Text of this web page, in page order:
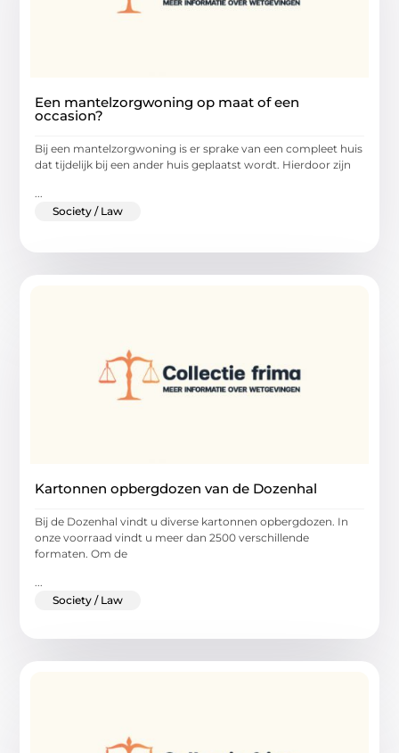
Een mantelzorgwoning op maat of een
occasion?
Bij een mantelzorgwoning is er sprake van een compleet huis
dat tijdelijk bij een ander huis geplaatst wordt. Hierdoor zijn
Society / Law
Kartonnen opbergdozen van de Dozenhal
Bij de Dozenhal vindt u diverse kartonnen opbergdozen. In
onze voorraad vindt u meer dan 2500 verschillende
formaten. Om de
...
Society / Law